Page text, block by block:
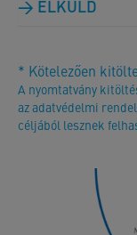
ELKÜLD
* Kötelezően
A nyomtatvány
az adatvédelmi
céljából lesznek